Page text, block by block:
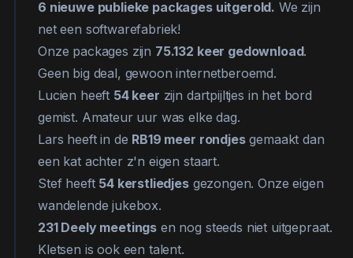
6 nieuwe publieke packages uitgerold. We zijn
net een softwarefabriek!
Onze packages zijn 75.132 keer gedownload.
Geen big deal, gewoon internetberoemd.
Lucien heeft 54 keer zijn dartpijltjes in het bord
gemist. Amateur uur was elke dag.
Lars heeft in de RB19 meer rondjesgemaakt dan
een kat achter z'n eigen staart.
Stef heeft 54 kerstliedjesgezongen. Onze eigen
wandelende jukebox.
231 Deely meetings en nog steeds niet uitgepraat.
Kletsen is ook een talent.